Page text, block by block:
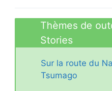
Thèmes de
Stories
Sur la route du
Tsumago